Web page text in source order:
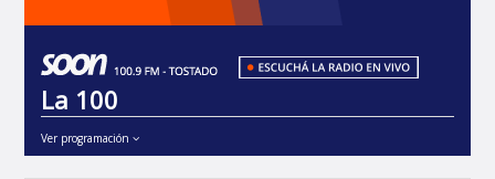
La 100
Ver programación